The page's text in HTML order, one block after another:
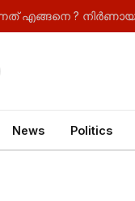
News Politics